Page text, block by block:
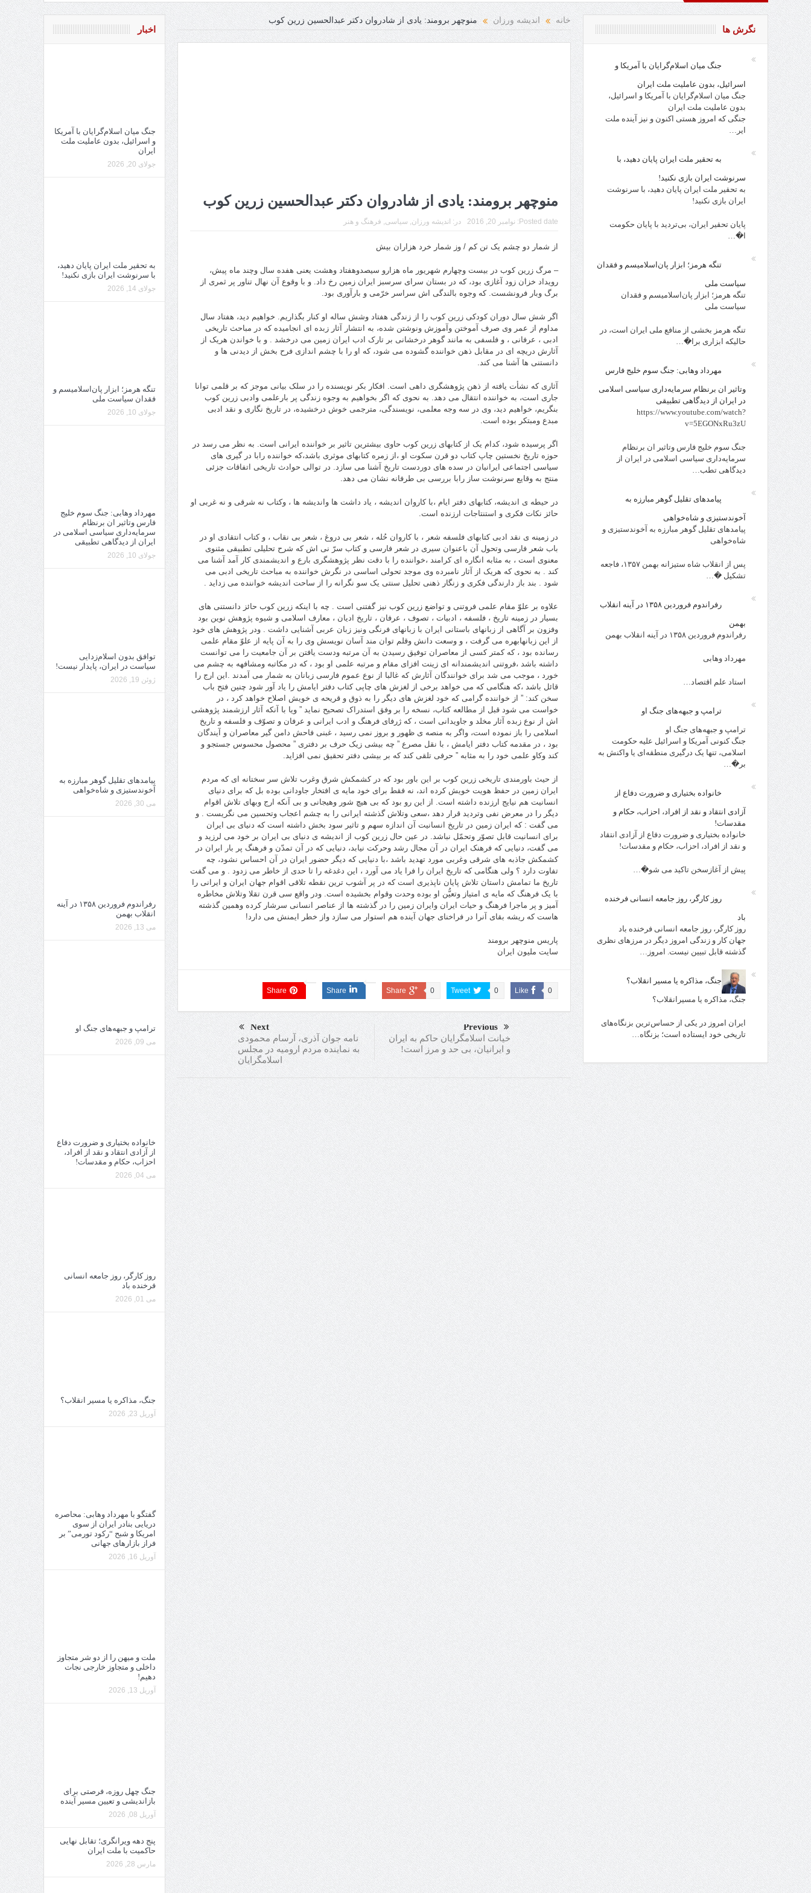
انتقاد و نقد از افراد، احزاب، حکام و مقدسات! روز کارگر، روز جامعه انسانی فرخنده باد
خانه اندیشه ورزان منوچهر برومند: یادى از شادروان دکتر عبدالحسین زرین کوب
منوچهر برومند: یادى از شادروان دکتر عبدالحسین زرین کوب
Posted date: نوامبر 20, 2016 در: اندیشه ورزان, سیاسی, فرهنگ و هنر
از شمار دو چشم یک تن کم / وز شمار خرد هزاران بیش
– مرگ زرین کوب در بیست وچهارم شهریور ماه هزارو سیصدوهفتاد وهشت یعنى هفده سال وچند ماه پیش،
رویداد خزان زود آغازى بود، که در بستان سراى سرسبز ایران زمین رخ داد. و با وقوع آن نهال تناور پر ثمرى از
برگ وبار فرونشست. که وجوه بالندگى اش سراسر خرّمى و بارآورى بود.
اگر شش سال دوران کودکى زرین کوب را از زندگى هفتاد وشش ساله او کنار بگذاریم. خواهیم دید، هفتاد سال
مداوم از عمر وى صرف آموختن وآموزش ونوشتن شده، به انتشار آثار زبده اى انجامیده که در مباحث تاریخى
ادبى ، عرفانى ، و فلسفى به مانند گوهر درخشانى بر تارک ادب ایران زمین مى درخشد . و با خواندن هریک از
آثارش دریچه اى در مقابل ذهن خواننده گشوده مى شود، که او را با چشم اندازى فرح بخش از دیدنى ها و
دانستنى ها آشنا مى کند.
آثارى که نشأت یافته از ذهن پژوهشگرى داهى است. افکار بکر نویسنده را در سلک بیانى موجز که بر قلمى توانا
جارى است، به خواننده انتقال مى دهد. به نحوى که اگر بخواهیم به وجوه زندگى پر بارعلمى وادبى زرین کوب
بنگریم، خواهیم دید، وى در سه وجه معلمى، نویسندگى، مترجمى خوش درخشیده، در تاریخ نگارى و نقد ادبى
مبدع ومبتکر بوده است.
اگر پرسیده شود، کدام یک از کتابهاى زرین کوب حاوى بیشترین تاثیر بر خواننده ایرانى است. به نظر مى رسد در
حوزه تاریخ نخستین چاپ کتاب دو قرن سکوت او ،از زمره کتابهاى موثرى باشد،که خواننده رابا در گیرى هاى
سیاسى اجتماعى ایرانیان در سده هاى دوردست تاریخ آشنا مى سازد. در توالى حوادث تاریخى اتفاقات جزئى
منتج به وقایع سرنوشت ساز رابا بررسى بى طرفانه نشان مى دهد.
در حیطه ى اندیشه، کتابهاى دفتر ایام ،با کاروان اندیشه ، یاد داشت ها واندیشه ها ، وکتاب نه شرقى و نه غربى او
حائز نکات فکرى و استنتاجات ارزنده است.
در زمینه ى نقد ادبى کتابهاى فلسفه شعر ، با کاروان حُله ، شعر بى دروغ ، شعر بى نقاب ، و کتاب انتقادى او در
باب شعر فارسى وتحول آن باعنوان سیرى در شعر فارسى و کتاب سرّ نى اش که شرح تحلیلى تطبیقى مثنوى
معنوى است ، به مثابه انگاره اى کرامند ،خواننده را با دقت نظر پژوهشگرى بارع و اندیشمندى کار آمد آشنا مى
کند . به نحوى که هریک از آثار نامبرده وى موجد تحولى اساسى در نگرش خواننده به مباحث تاریخى ادبى مى
شود . بند باز دارندگى فکرى و زنگار ذهنى تحلیل سنتى یک سو نگرانه را از ساحت اندیشه خواننده مى زداید .
علاوه بر علوّ مقام علمى فروتنى و تواضع زرین کوب نیز گفتنى است . چه با اینکه زرین کوب حائز دانستنى هاى
بسیار در زمینه تاریخ ، فلسفه ، ادبیات ، تصوف ، عرفان ، تاریخ ادیان ، معارف اسلامى و شیوه پژوهش نوین بود
وفزون بر آگاهى از زبانهاى باستانى ایران با زبانهاى فرنگى ونیز زبان عربى آشنایى داشت . ودر پژوهش هاى خود
از این زبانهابهره مى گرفت ، و وسعت دانش وقلم توان مند آسان نویسش وى را به آن پایه از علوّ مقام علمى
رسانده بود ، که کمتر کسى از معاصران توفیق رسیدن به آن مرتبه ودست یافتن بر آن جامعیت را مى توانست
داشته باشد ،فروتنى اندیشمندانه اى زینت افزاى مقام و مرتبه علمى او بود ، که در مکاتبه ومشافهه به چشم مى
خورد ، موجب مى شد براى خوانندگان آثارش که غالبا از نوع عموم فارسى زبانان به شمار مى آمدند .این ارج را
قائل باشد ،که هنگامى که مى خواهد برخى از لغزش هاى چاپى کتاب دفتر ایامش را یاد آور شود چنین فتح باب
سخن کند: ” از خواننده گرامى که خود لغزش هاى دیگر را به ذوق و قریحه ى خویش اصلاح خواهد کرد ، در
خواست مى شود قبل از مطالعه کتاب، نسخه را بر وفق استدراک تصحیح نماید ” ویا با آنکه آثار ارزشمند پژوهشى
اش از نوع زبده آثار مخلد و جاویدانى است ، که ژرفاى فرهنگ و ادب ایرانى و عرفان و تصوّف و فلسفه و تاریخ
اسلامى را باز نموده است، واگر به منصه ى ظهور و بروز نمى رسید ، غبنى فاحش دامن گیر معاصران و آیندگان
بود ، در مقدمه کتاب دفتر ایامش ، با نقل مصرع ” چه بیشى زیک حرف بر دفترى ” محصول محسوس جستجو و
کند وکاو علمى خود را به مثابه ” حرفى تلقى کند که بر بیشى دفتر تحقیق نمى افزاید.
از حیث باورمندى تاریخى زرین کوب بر این باور بود که در کشمکش شرق وغرب تلاش سر سختانه اى که مردم
ایران زمین در حفظ هویت خویش کرده اند، نه فقط براى خود مایه ى افتخار جاودانى بوده بل که براى دنیاى
انسانیت هم نیایج ارزنده داشته است. از این رو بود که بى هیچ شور وهیجانى و بى آنکه ارج وبهاى تلاش اقوام
دیگر را در معرض نفى وتردید قرار دهد ،سعى وتلاش گذشته ایرانى را به چشم اعجاب وتحسین مى نگریست . و
مى گفت : که ایران زمین در تاریخ انسانیت آن اندازه سهم و تاثیر سود بخش داشته است که دنیاى بى ایران
براى انسانیت قابل تصوّر وتحمّل نباشد. در عین حال زرین کوب از اندیشه ى دنیاى بى ایران بر خود مى لرزید و
مى گفت، دنیایى که فرهنک ایران در آن مجال رشد وحرکت نیابد، دنیایى که در آن تمدّن و فرهنگ پر بار ایران در
کشمکش جاذبه هاى شرقى وغربى مورد تهدید باشد ،با دنیایى که دیگر حضور ایران در آن احساس نشود، چه
تفاوت دارد ؟ ولى هنگامى که تاریخ ایران را فرا یاد مى آورد ، این دغدغه را تا حدى از خاطر مى زدود . و مى گفت
تاریخ ما تمامش داستان تلاش پایان ناپذیرى است که در پر آشوب ترین نقطه تلاقى اقوام جهان ایران و ایرانى را
با یک فرهنگ که مایه ى امتیاز وتعیُّن او بوده وحدت وقوام بخشیده است. ودر واقع سى قرن تقلا وتلاش مخاطره
آمیز و پر ماجرا فرهنگ و حیات ایران وایران زمین را در گذشته ها از عناصر انسانى سرشار کرده وهمین گذشته
هاست که ریشه بقاى آنرا در فراخناى جهان آینده هم استوار مى سازد واز خطر ایمنش مى دارد!
پاریس منوچهر برومند
سایت ملیون ایران
Like 0
Tweet 0
Share 0
Share
Share
Previous
خیانت اسلامگرایان حاکم به ایران
و ایرانیان، بی حد و مرز است!
Next
نامه جوان آذری، آرسام محمودی
به نماینده مردم ارومیه در مجلس
اسلامگرایان
اخبار
جنگ میان اسلام‌گرایان با آمریکا
و اسرائیل، بدون عاملیت ملت
ایران
جولای 20, 2026
به تحقیر ملت ایران پایان دهید،
با سرنوشت ایران بازی نکنید!
جولای 14, 2026
تنگه هرمز؛ ابزار پان‌اسلامیسم و
فقدان سیاست ملی
جولای 10, 2026
مهرداد وهابی: جنگ سوم خلیج
فارس وتاثیر ان برنظام
سرمایه‌داری سیاسی اسلامی در
ایران از دیدگاهی تطبیقی
جولای 10, 2026
توافق بدون اسلام‌زدایی
سیاست در ایران، پایدار نیست!
ژوئن 19, 2026
پیامدهای تقلیل گوهر مبارزه به
آخوندستیزی و شاه‌خواهی
می 30, 2026
رفراندوم فروردین ۱۳۵۸ در آینه
انقلاب بهمن
می 13, 2026
ترامپ و جبهه‌های جنگ او
می 09, 2026
خانواده بختیاری و ضرورت دفاع
از آزادی انتقاد و نقد از افراد،
احزاب، حکام و مقدسات!
می 04, 2026
روز کارگر، روز جامعه انسانی
فرخنده باد
می 01, 2026
جنگ، مذاکره یا مسیر انقلاب؟
آوریل 23, 2026
گفتگو با مهرداد وهابی: محاصره
دریایی بنادر ایران از سوی
امریکا و شبح “رکود تورمی” بر
فراز بازارهای جهانی
آوریل 16, 2026
ملت و میهن را از دو شر متجاوز
داخلی و متجاوز خارجی نجات
دهیم!
آوریل 13, 2026
جنگ چهل روزه، فرصتی برای
بازاندیشی و تعیین مسیر آینده
آوریل 08, 2026
پنج دهه ویرانگری؛ تقابل نهایی
حاکمیت با ملت ایران
مارس 28, 2026
نگرش ها
جنگ میان اسلام‌گرایان با آمریکا و
اسرائیل، بدون عاملیت ملت ایران
جنگ میان اسلام‌گرایان با آمریکا و اسرائیل،
بدون عاملیت ملت ایران
جنگی که امروز هستی اکنون و نیز آینده ملت
ایر…
به تحقیر ملت ایران پایان دهید، با
سرنوشت ایران بازی نکنید!
به تحقیر ملت ایران پایان دهید، با سرنوشت
ایران بازی نکنید!
پایان تحقیر ایران، بی‌تردید با پایان حکومت
ا�…
تنگه هرمز؛ ابزار پان‌اسلامیسم و فقدان
سیاست ملی
تنگه هرمز؛ ابزار پان‌اسلامیسم و فقدان
سیاست ملی
تنگه هرمز بخشی از منافع ملی ایران است، در
حالیکه ابزاری برا�…
مهرداد وهابی: جنگ سوم خلیج فارس
وتاثیر ان برنظام سرمایه‌داری سیاسی اسلامی
در ایران از دیدگاهی تطبیقی
https://www.youtube.com/watch?
v=5EGONxRu3zU
جنگ سوم خلیج فارس وتاثیر ان برنظام
سرمایه‌داری سیاسی اسلامی در ایران از
دیدگاهی تطب…
پیامدهای تقلیل گوهر مبارزه به
آخوندستیزی و شاه‌خواهی
پیامدهای تقلیل گوهر مبارزه به آخوندستیزی و
شاه‌خواهی
پس از انقلاب شاه ستیزانه بهمن ۱۳۵۷، فاجعه
تشکیل �…
رفراندوم فروردین ۱۳۵۸ در آینه انقلاب
بهمن
رفراندوم فروردین ۱۳۵۸ در آینه انقلاب بهمن
مهرداد وهابی
استاد علم اقتصاد…
ترامپ و جبهه‌های جنگ او
ترامپ و جبهه‌های جنگ او
جنگ کنونی آمریکا و اسرائیل علیه حکومت
اسلامی، تنها یک درگیری منطقه‌ای یا واکنش به
بر�…
خانواده بختیاری و ضرورت دفاع از
آزادی انتقاد و نقد از افراد، احزاب، حکام و
مقدسات!
خانواده بختیاری و ضرورت دفاع از آزادی انتقاد
و نقد از افراد، احزاب، حکام و مقدسات!
پیش از آغازسخن تاکید می شو�…
روز کارگر، روز جامعه انسانی فرخنده
باد
روز کارگر، روز جامعه انسانی فرخنده باد
جهان کار و زندگی امروز دیگر در مرزهای نظری
گذشته قابل تبیین نیست. امروز…
جنگ، مذاکره یا مسیر انقلاب؟
جنگ، مذاکره یا مسیرانقلاب؟
ایران امروز در یکی از حساس‌ترین بزنگاه‌های
تاریخی خود ایستاده است؛ بزنگاه…